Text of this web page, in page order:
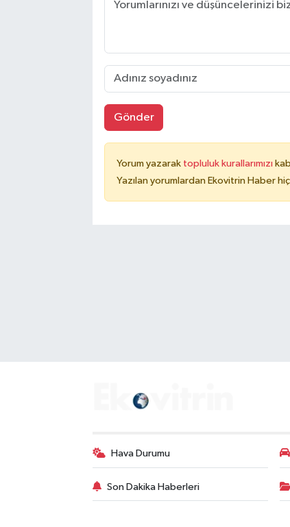
Gönder
Yorum yazarak topluluk kurallarımızı
Yazılan yorumlardan Ekovitrin Haber
Hava Durumu
Son Dakika Haberleri